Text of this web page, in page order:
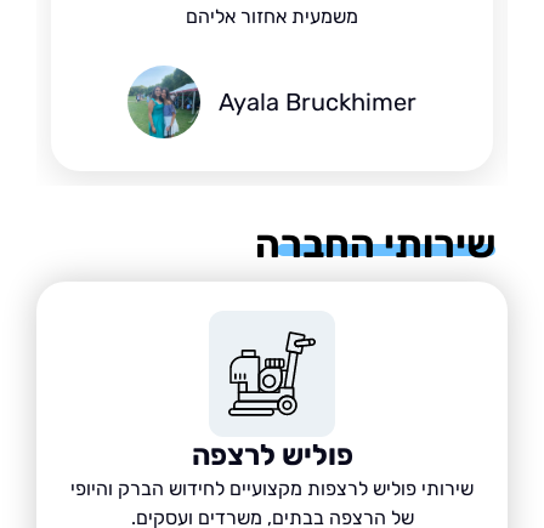
משמעית אחזור אליהם
Ayala Bruckhimer
החברה
פוליש לרצפה
שירותי פוליש לרצפות מקצועיים לחידוש הברק והיופי
של הרצפה בבתים, משרדים ועסקים.